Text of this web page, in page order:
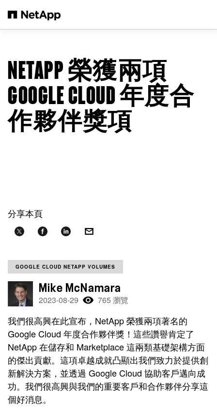
NETAPP 榮獲兩項
GOOGLE CLOUD 年度合
作夥伴獎項
分享本頁
GOOGLE CLOUD NETAPP VOLUMES
Mike McNamara
2023-08-29 765 瀏覽
我們很高興在此宣布，NetApp 榮獲兩項著名的
Google Cloud 年度合作夥伴獎！這些讚譽肯定了
NetApp 在儲存和 Marketplace 這兩類基礎架構方面
的傑出貢獻。這項卓越成就凸顯出我們致力於提供創
新解決方案，並透過 Google Cloud 協助客戶邁向成
功。我們很高興與我們的重要客戶和合作夥伴分享這
個好消息。